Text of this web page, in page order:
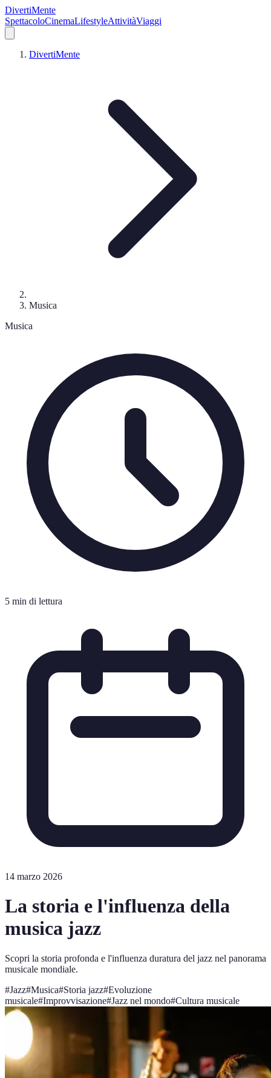
DivertiMente
SpettacoloCinemaLifestyleAttivitàViaggi
DivertiMente
Musica
Musica
5 min di lettura
14 marzo 2026
La storia e l'influenza della
musica jazz
Scopri la storia profonda e l'influenza duratura del jazz nel panorama
musicale mondiale.
#Jazz#Musica#Storia jazz#Evoluzione
musicale#Improvvisazione#Jazz nel mondo#Cultura musicale